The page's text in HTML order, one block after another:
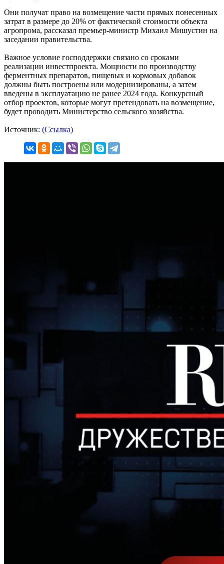
Они получат право на возмещение части прямых понесенных
затрат в размере до 20% от фактической стоимости объекта
агропрома, рассказал премьер-министр Михаил Мишустин на
заседании правительства.
Важное условие господдержки связано со сроками
реализации инвестпроекта. Мощности по производству
ферментных препаратов, пищевых и кормовых добавок
должны быть построены или модернизированы, а затем
введены в эксплуатацию не ранее 2024 года. Конкурсный
отбор проектов, которые могут претендовать на возмещение,
будет проводить Министерство сельского хозяйства.
Источник: (Ссылка)